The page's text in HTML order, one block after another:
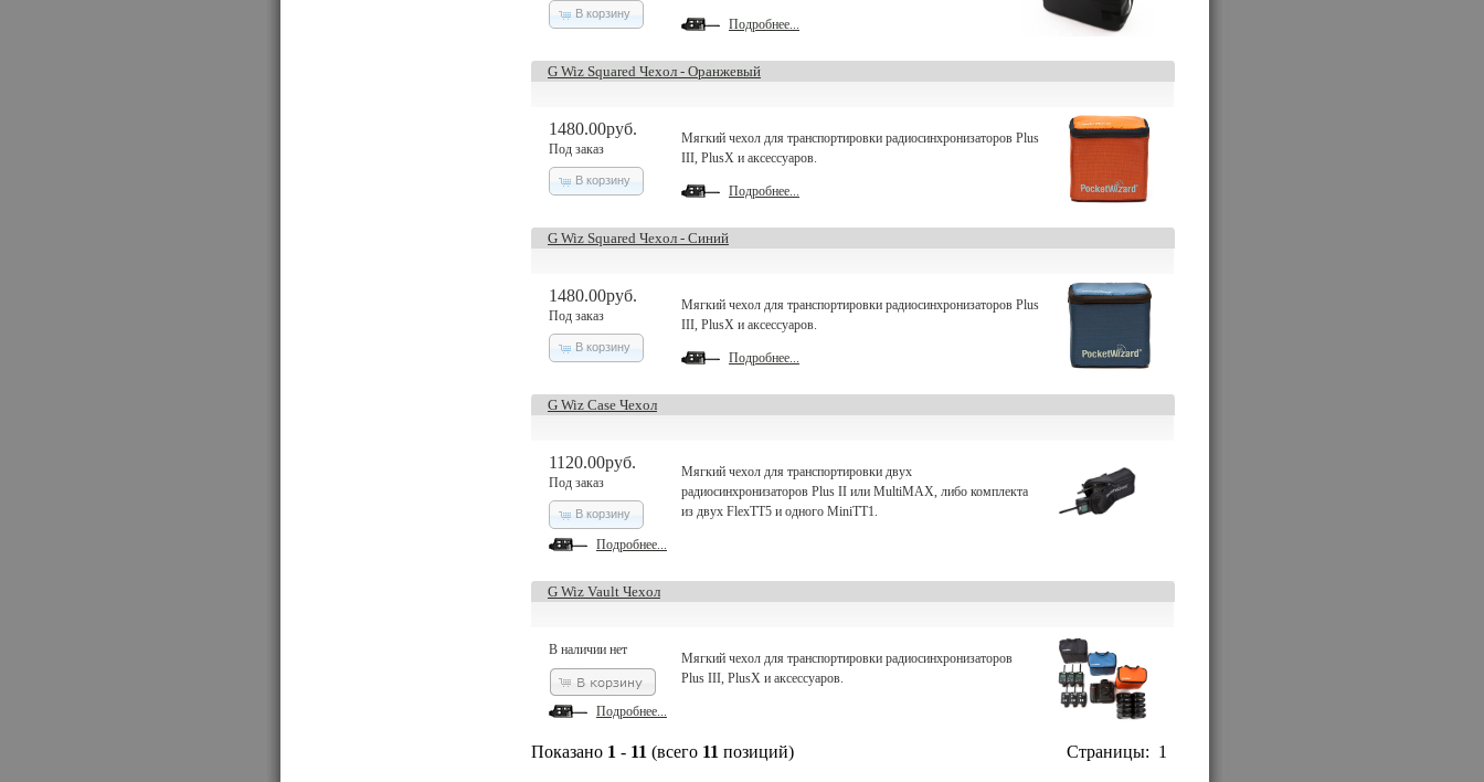
В корзину
Подробнее...
G Wiz Squared Чехол - Оранжевый
1480.00руб.
Под заказ
В корзину
Мягкий чехол для транспортировки радиосинхронизаторов Plus
III, PlusX и аксессуаров.
Подробнее...
G Wiz Squared Чехол - Синий
1480.00руб.
Под заказ
В корзину
Мягкий чехол для транспортировки радиосинхронизаторов Plus
III, PlusX и аксессуаров.
Подробнее...
G Wiz Case Чехол
1120.00руб.
Под заказ
В корзину
Мягкий чехол для транспортировки двух
радиосинхронизаторов Plus II или MultiMAX, либо комплекта
из двух FlexTT5 и одного MiniTT1.
Подробнее...
G Wiz Vault Чехол
В наличии нет
Мягкий чехол для транспортировки радиосинхронизаторов
Plus III, PlusX и аксессуаров.
Подробнее...
Страницы: 1
Показано 1 - 11 (всего 11 позиций)